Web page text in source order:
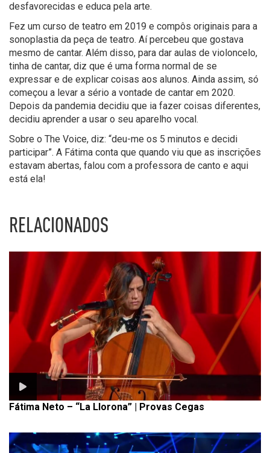
desfavorecidas e educa pela arte.
Fez um curso de teatro em 2019 e compôs originais para a
sonoplastia da peça de teatro. Aí percebeu que gostava
mesmo de cantar. Além disso, para dar aulas de violoncelo,
tinha de cantar, diz que é uma forma normal de se
expressar e de explicar coisas aos alunos. Ainda assim, só
começou a levar a sério a vontade de cantar em 2020.
Depois da pandemia decidiu que ia fazer coisas diferentes,
decidiu aprender a usar o seu aparelho vocal.
Sobre o The Voice, diz: “deu-me os 5 minutos e decidi
participar”. A Fátima conta que quando viu que as inscrições
estavam abertas, falou com a professora de canto e aqui
está ela!
RELACIONADOS
Fátima Neto – “La Llorona” | Provas Cegas